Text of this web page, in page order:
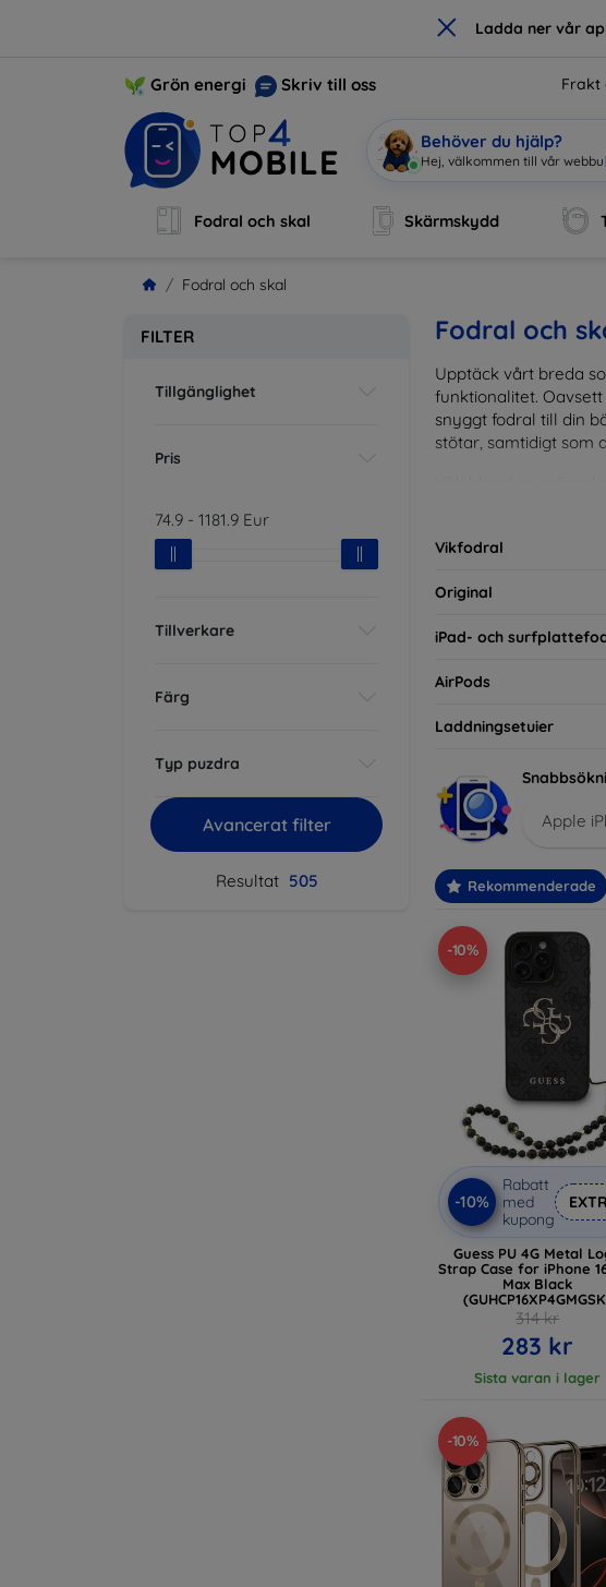
× Ladda ner vår
Grön energi Skriv till oss Frakt
Behöver du hjälp?
Jag är Mobi|
Fodral och skal Skärmskydd
Fodral och skal
FILTER
Tillgänglighet
Pris
74.9 - 1181.9 Eur
Tillverkare
Färg
Typ puzdra
Avancerat filter
Resultat 505
Fodral och
Upptäck vårt breda
funktionalitet.
snyggt fodral till din
stötar, samtidigt som
inte bara praktiska
eller de som bara vill
Vikfodral
Original
iPad- och
AirPods
Laddningsetuier
Apple
Rekommenderade
-10%
-10%
Rabatt
med
kupong
Guess PU 4G Metal
Strap Case for iPhone
Max Black
314 kr
283 kr
Sista varan i lager
-10%